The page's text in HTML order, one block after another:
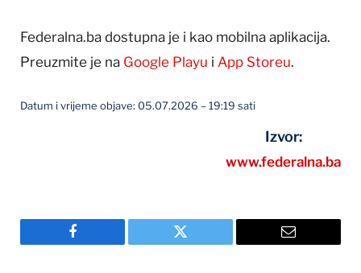
Federalna.ba dostupna je i kao mobilna aplikacija.
Preuzmite je na Google Playu i App Storeu.
Datum i vrijeme objave: 05.07.2026 – 19:19 sati
Izvor:
www.federalna.ba
Facebook Twitter Email